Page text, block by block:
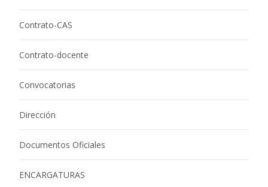
Contrato-CAS
Contrato-docente
Convocatorias
Dirección
Documentos Oficiales
ENCARGATURAS